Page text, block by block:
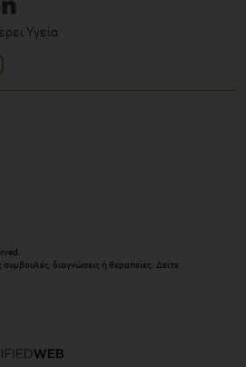
Υγεία
διαγνώσεις ή θεραπείες. Δείτε